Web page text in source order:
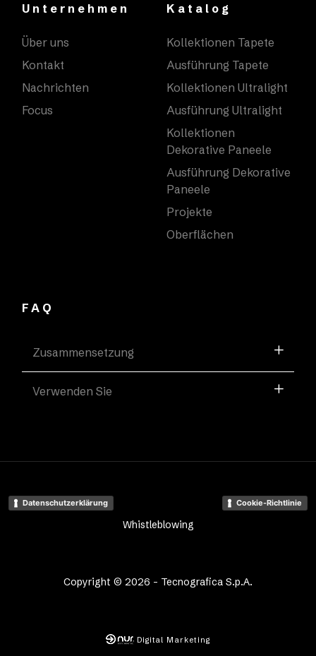
Unternehmen
Über uns
Kontakt
Nachrichten
Focus
Katalog
Kollektionen Tapete
Ausführung Tapete
Kollektionen Ultralight
Ausführung Ultralight
Kollektionen
Dekorative Paneele
Ausführung Dekorative
Paneele
Projekte
Oberflächen
FAQ
Zusammensetzung
Verwenden Sie
Copyright © 2026 - Tecnografica S.p.A.
Datenschutzerklärung Cookie-Richtlinie
Whistleblowing
Digital Marketing